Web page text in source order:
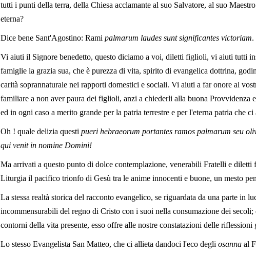
tutti i punti della terra, della Chiesa acclamante al suo Salvatore, al suo
eterna?
Dice bene Sant'Agostino: Rami palmarum laudes sunt significantes victoriam.
Vi aiuti il Signore benedetto, questo diciamo a voi, diletti figlioli, vi aiuti tutti
famiglie la grazia sua, che è purezza di vita, spirito di evangelica dottrina,
carità soprannaturale nei rapporti domestici e sociali. Vi aiuti a far onore al
familiare a non aver paura dei figlioli, anzi a chiederli alla buona Provvidenza
ed in ogni caso a merito grande per la patria terrestre e per l'eterna patria che ci
Oh ! quale delizia questi pueri hebraeorum portantes ramos palmarum seu
qui venit in nomine Domini!
Ma arrivati a questo punto di dolce contemplazione, venerabili Fratelli e
Liturgia il pacifico trionfo di Gesù tra le anime innocenti e buone, un mesto
La stessa realtà storica del racconto evangelico, se riguardata da una parte in
incommensurabili del regno di Cristo con i suoi nella consumazione dei
contorni della vita presente, esso offre alle nostre constatazioni delle
Lo stesso Evangelista San Matteo, che ci allieta dandoci l'eco degli osanna al